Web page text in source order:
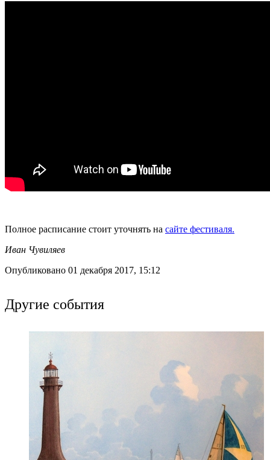
Полное расписание стоит уточнять на сайте фестиваля.
Иван Чувиляев
Опубликовано 01 декабря 2017, 15:12
Другие события